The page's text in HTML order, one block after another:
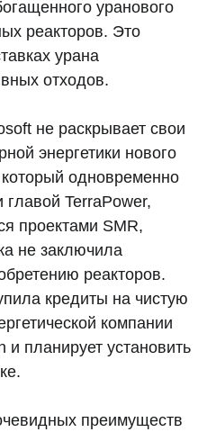
уранового
реакторов. Это
урана
отходов.
не раскрывает свои
энергетики нового
одновременно
главой TerraPower,
проектами SMR,
не заключила
реакторов.
кредиты на чистую
компании
планирует установить
преимуществ